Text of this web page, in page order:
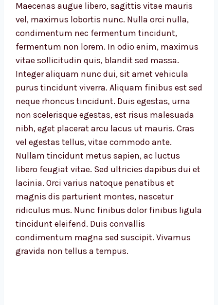
Maecenas augue libero, sagittis vitae mauris
vel, maximus lobortis nunc. Nulla orci nulla,
condimentum nec fermentum tincidunt,
fermentum non lorem. In odio enim, maximus
vitae sollicitudin quis, blandit sed massa.
Integer aliquam nunc dui, sit amet vehicula
purus tincidunt viverra. Aliquam finibus est sed
neque rhoncus tincidunt. Duis egestas, urna
non scelerisque egestas, est risus malesuada
nibh, eget placerat arcu lacus ut mauris. Cras
vel egestas tellus, vitae commodo ante.
Nullam tincidunt metus sapien, ac luctus
libero feugiat vitae. Sed ultricies dapibus dui et
lacinia. Orci varius natoque penatibus et
magnis dis parturient montes, nascetur
ridiculus mus. Nunc finibus dolor finibus ligula
tincidunt eleifend. Duis convallis
condimentum magna sed suscipit. Vivamus
gravida non tellus a tempus.